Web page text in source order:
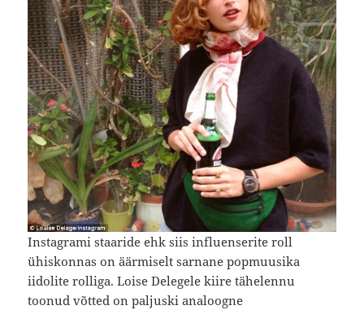
Instagrami staaride ehk siis influenserite roll
ühiskonnas on äärmiselt sarnane popmuusika
iidolite rolliga. Loise Delegele kiire tähelennu
toonud võtted on paljuski analoogne